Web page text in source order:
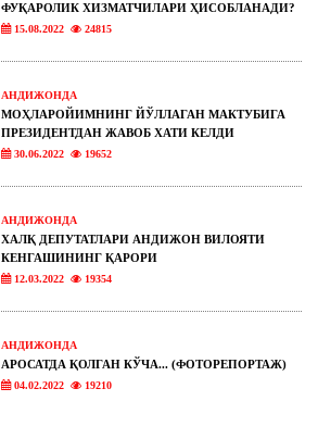
ФУҚАРОЛИК ХИЗМАТЧИЛАРИ ҲИСОБЛАНАДИ?
15.08.2022 24815
АНДИЖОНДА
МОҲЛАРОЙИМНИНГ ЙЎЛЛАГАН МАКТУБИГА
ПРЕЗИДЕНТДАН ЖАВОБ ХАТИ КЕЛДИ
30.06.2022 19652
АНДИЖОНДА
ХАЛҚ ДЕПУТАТЛАРИ АНДИЖОН ВИЛОЯТИ
КЕНГАШИНИНГ ҚАРОРИ
12.03.2022 19354
АНДИЖОНДА
АРОСАТДА ҚОЛГАН КЎЧА... (ФОТОРЕПОРТАЖ)
04.02.2022 19210